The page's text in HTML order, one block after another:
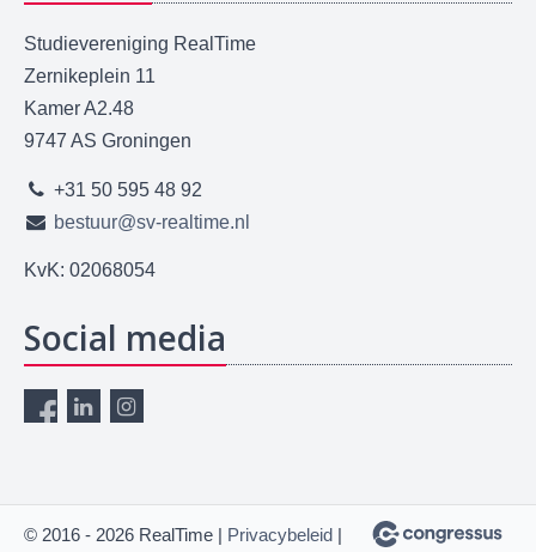
Studievereniging RealTime
Zernikeplein 11
Kamer A2.48
9747 AS Groningen
+31 50 595 48 92
bestuur@sv-realtime.nl
KvK: 02068054
Social media
© 2016 - 2026 RealTime | Privacybeleid |